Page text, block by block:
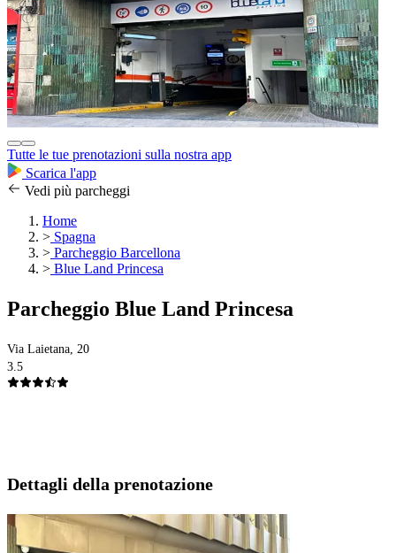
Tutte le tue prenotazioni sulla nostra app
Scarica l'app
Vedi più parcheggi
Home
> Spagna
> Parcheggio Barcellona
> Blue Land Princesa
Parcheggio Blue Land Princesa
Via Laietana, 20
3.5
Dettagli della prenotazione